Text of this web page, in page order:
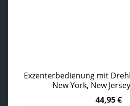
Exzenterbedienung mit
New York, New
44,95 €